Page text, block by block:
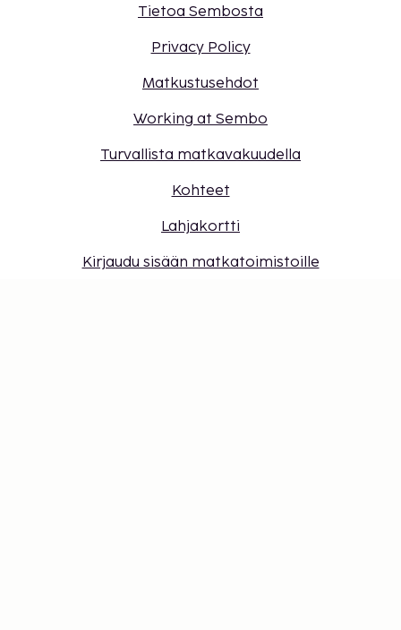
Tietoa Sembosta
Privacy Policy
Matkustusehdot
Working at Sembo
Turvallista matkavakuudella
Kohteet
Lahjakortti
Kirjaudu sisään matkatoimistoille